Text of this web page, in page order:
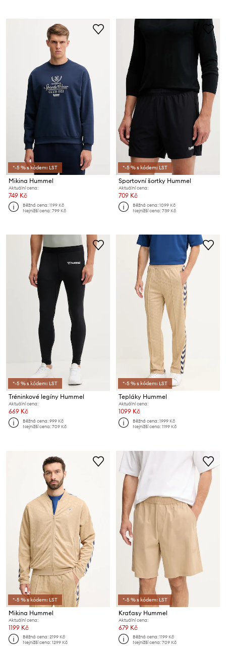
*-5 % s kódem: LST
Mikina Hummel
Aktuální cena:
749 Kč
Běžná cena:1199 Kč
Nejnižší cena:799 Kč
*-5 % s kódem: LST
Sportovní šortky Hummel
Aktuální cena:
709 Kč
Běžná cena:1099 Kč
Nejnižší cena:739 Kč
*-5 % s kódem: LST
Tréninkové legíny Hummel
Aktuální cena:
669 Kč
Běžná cena:999 Kč
Nejnižší cena:709 Kč
*-5 % s kódem: LST
Tepláky Hummel
Aktuální cena:
1099 Kč
Běžná cena:1999 Kč
Nejnižší cena:1199 Kč
*-5 % s kódem: LST
Mikina Hummel
Aktuální cena:
1199 Kč
Běžná cena:2199 Kč
Nejnižší cena:1299 Kč
*-5 % s kódem: LST
Kraťasy Hummel
Aktuální cena:
679 Kč
Běžná cena:1199 Kč
Nejnižší cena:709 Kč